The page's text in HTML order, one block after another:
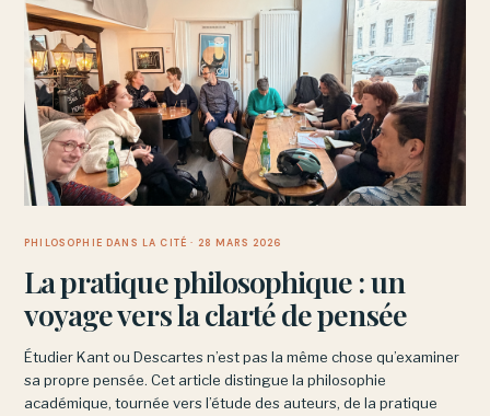
PHILOSOPHIE DANS LA CITÉ · 28 MARS 2026
La pratique philosophique : un
voyage vers la clarté de pensée
Étudier Kant ou Descartes n’est pas la même chose qu’examiner
sa propre pensée. Cet article distingue la philosophie
académique, tournée vers l’étude des auteurs, de la pratique